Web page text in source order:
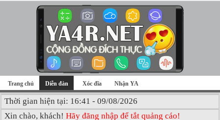
Trang chủ Diễn đàn Xóc đĩa Nhận YA
Thời gian hiện tại: 16:41 - 09/08/2026
Xin chào, khách! Hãy đăng nhập để tắt quảng cáo!